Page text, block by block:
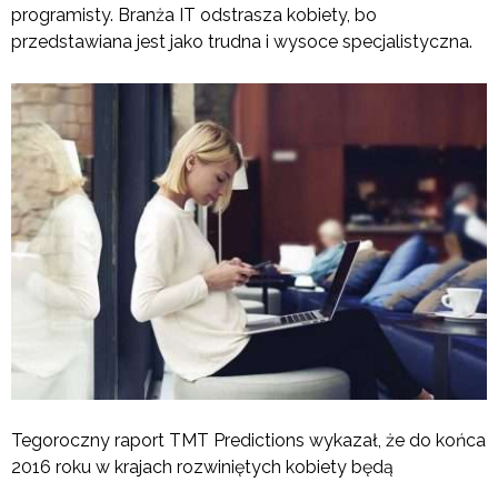
programisty. Branża IT odstrasza kobiety, bo
przedstawiana jest jako trudna i wysoce specjalistyczna.
Tegoroczny raport TMT Predictions wykazał, że do końca
2016 roku w krajach rozwiniętych kobiety będą